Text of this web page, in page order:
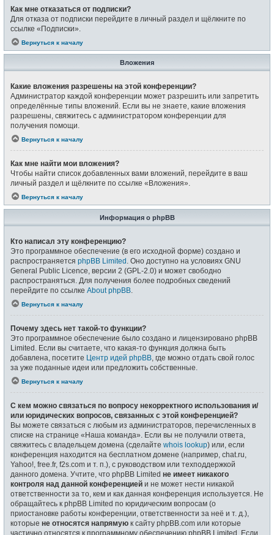
Как мне отказаться от подписки?
Для отказа от подписки перейдите в личный раздел и щёлкните по
ссылке «Подписки».
Вернуться к началу
Вложения
Какие вложения разрешены на этой конференции?
Администратор каждой конференции может разрешить или запретить
определённые типы вложений. Если вы не знаете, какие вложения
разрешены, свяжитесь с администратором конференции для
получения помощи.
Вернуться к началу
Как мне найти мои вложения?
Чтобы найти список добавленных вами вложений, перейдите в ваш
личный раздел и щёлкните по ссылке «Вложения».
Вернуться к началу
Информация о phpBB
Кто написал эту конференцию?
Это программное обеспечение (в его исходной форме) создано и
распространяется phpBB Limited . Оно доступно на условиях GNU
General Public Licence, версии 2 (GPL-2.0) и может свободно
распространяться. Для получения более подробных сведений
перейдите по ссылке About phpBB
Вернуться к началу
Почему здесь нет такой-то функции?
Это программное обеспечение было создано и лицензировано phpBB
Limited. Если вы считаете, что какая-то функция должна быть
добавлена, посетите Центр идей phpBB , где можно отдать свой голос
за уже поданные идеи или предложить собственные.
Вернуться к началу
С кем можно связаться по вопросу некорректного использования и/
или юридических вопросов, связанных с этой конференцией?
Вы можете связаться с любым из администраторов, перечисленных в
списке на странице «Наша команда». Если вы не получили ответа,
свяжитесь с владельцем домена (сделайте whois lookup) или, если
конференция находится на бесплатном домене (например, chat.ru,
Yahoo!, free.fr, f2s.com и т. п.), с руководством или техподдержкой
данного домена. Учтите, что phpBB Limited не имеет никакого
контроля над данной конференцией и не может нести никакой
ответственности за то, кем и как данная конференция используется. Не
обращайтесь к phpBB Limited по юридическим вопросам (о
приостановке работы конференции, ответственности за неё и т. д.),
которые не относятся напрямую к сайту phpBB.com или которые
частично относятся к программному обеспечению phpBB Limited. Если